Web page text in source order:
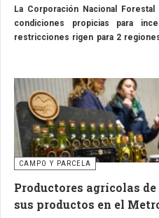
La Corporación Nacional
condiciones propicias para
restricciones rigen para 2
CAMPO Y PARCELA
Productores agrícolas
sus productos en el